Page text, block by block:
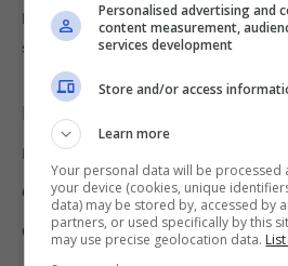
Pensione con contributi puri e
sull’assegno? (Informazioneoggi.it)
Precisiamo che i contributi
riconosciuti dall’INPS nel
disoccupazione, sono utili
dipende molto anche dal
Personalised advertising and
content measurement,
services development
Store and/or access
Learn more
Your personal data will be
your device (cookies, unique
data) may be stored by, accessed by
partners, or used specifically by this
may use precise geolocation data.